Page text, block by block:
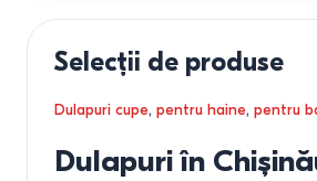
alb lucios/alb lucios
stejar sonoma/alb
frasin alb
Selecții de produse
Dulapuri cupe, pentru haine, pentru
Dulapuri în